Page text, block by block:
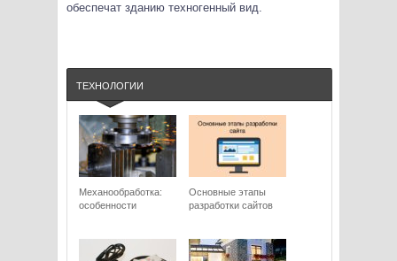
обеспечат зданию техногенный вид.
ТЕХНОЛОГИИ
Механообработка:
особенности
Основные этапы
разработки сайтов